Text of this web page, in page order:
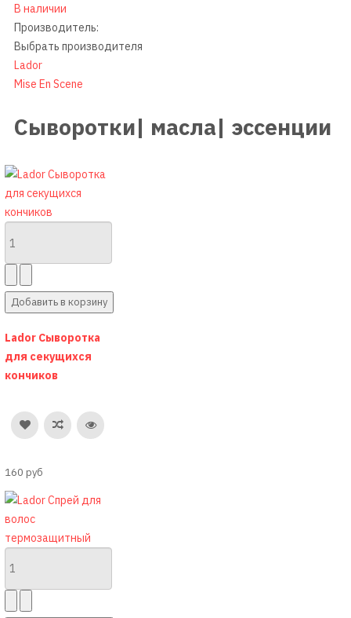
В наличии
Производитель:
Выбрать производителя
Lador
Mise En Scene
Сыворотки| масла| эссенции
Lador Сыворотка
для секущихся
кончиков
160 руб